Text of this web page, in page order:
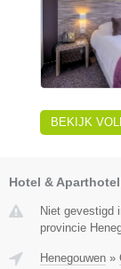
BEKIJK
Hotel &
Niet gevestigd
provincie
Henegouwen »